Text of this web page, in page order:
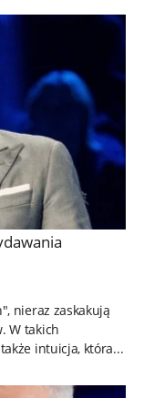
nieraz zaskakują
W takich
intuicja, która...